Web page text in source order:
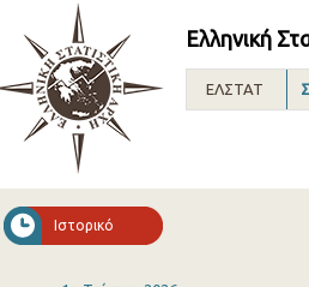
Ελληνική
ΕΛΣΤΑΤ
Ιστορικό